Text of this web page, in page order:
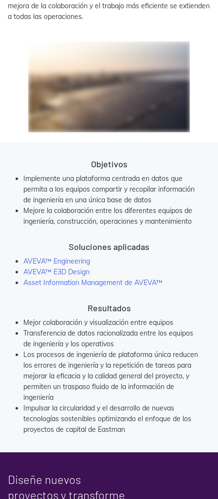
mejora de la colaboración y el trabajo más eficiente se extienden
a todas las operaciones.
Objetivos
Implemente una plataforma centrada en datos que
permita a los equipos compartir y recopilar información
de ingeniería en una única base de datos
Mejore la colaboración entre los diferentes equipos de
ingeniería, construcción, operaciones y mantenimiento
Soluciones aplicadas
AVEVA™ Engineering
AVEVA™ E3D Design
Asset Information Management de AVEVA™
Resultados
Mejor colaboración y visualización entre equipos
Transferencia de datos racionalizada entre los equipos
de ingeniería y los operativos
Los procesos de ingeniería de plataforma única reducen
los errores de ingeniería y la repetición de tareas para
mejorar la eficacia y la calidad general del proyecto, y
permiten un traspaso fluido de la información de
ingeniería
Impulsar la circularidad y el desarrollo de nuevas
tecnologías sostenibles optimizando el enfoque de los
proyectos de capital de Eastman
Diseñe nuevos
proyectos y transforme